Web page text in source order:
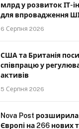
млрд у розвиток ІТ-
для впровадження
6 Серпня 2026
США та Британія
співпрацю у
активів
5 Серпня 2026
Nova Post
Європі на 266 нових